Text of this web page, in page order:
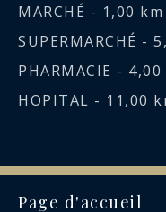
MARCHÉ - 1,00 km
SUPERMARCHÉ -
PHARMACIE - 4,00
HOPITAL - 11,00
Page d'accueil